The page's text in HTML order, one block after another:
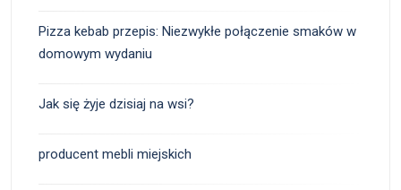
Pizza kebab przepis: Niezwykłe połączenie smaków w
domowym wydaniu
Jak się żyje dzisiaj na wsi?
producent mebli miejskich